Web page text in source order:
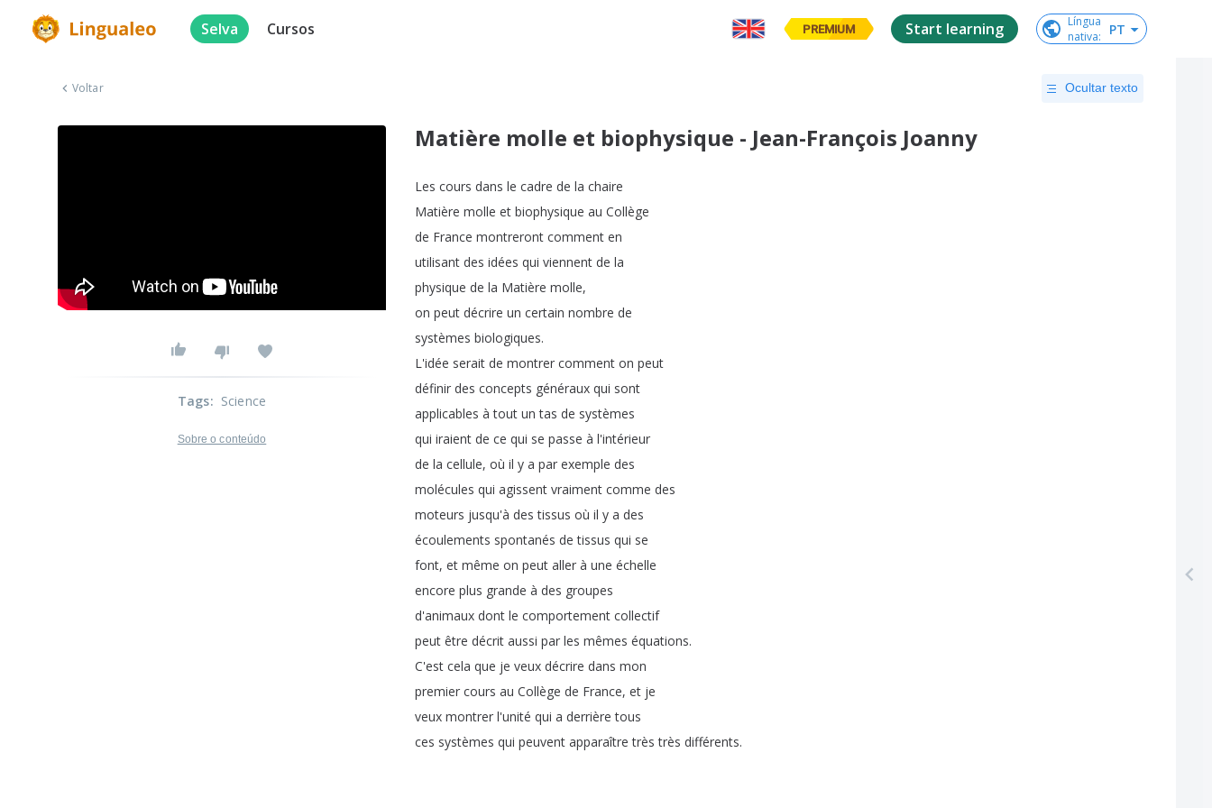
Selva Cursos PREMIUM Start learning
Língua
nativa: PT
Voltar Ocultar texto
Matière molle et biophysique - Jean-François Joanny
Les cours dans le cadre de la chaire
Matière molle et biophysique au Collège
de France montreront comment en
utilisant des idées qui viennent de la
physique de la Matière molle,
on peut décrire un certain nombre de
systèmes biologiques.
L'idée serait de montrer comment on peut
définir des concepts généraux qui sont
applicables à tout un tas de systèmes
qui iraient de ce qui se passe à l'intérieur
de la cellule, où il y a par exemple des
molécules qui agissent vraiment comme des
moteurs jusqu'à des tissus où il y a des
écoulements spontanés de tissus qui se
font, et même on peut aller à une échelle
encore plus grande à des groupes
d'animaux dont le comportement collectif
peut être décrit aussi par les mêmes équations.
C'est cela que je veux décrire dans mon
premier cours au Collège de France, et je
veux montrer l'unité qui a derrière tous
ces systèmes qui peuvent apparaître très très différents.
Tags: Science
Sobre o conteúdo